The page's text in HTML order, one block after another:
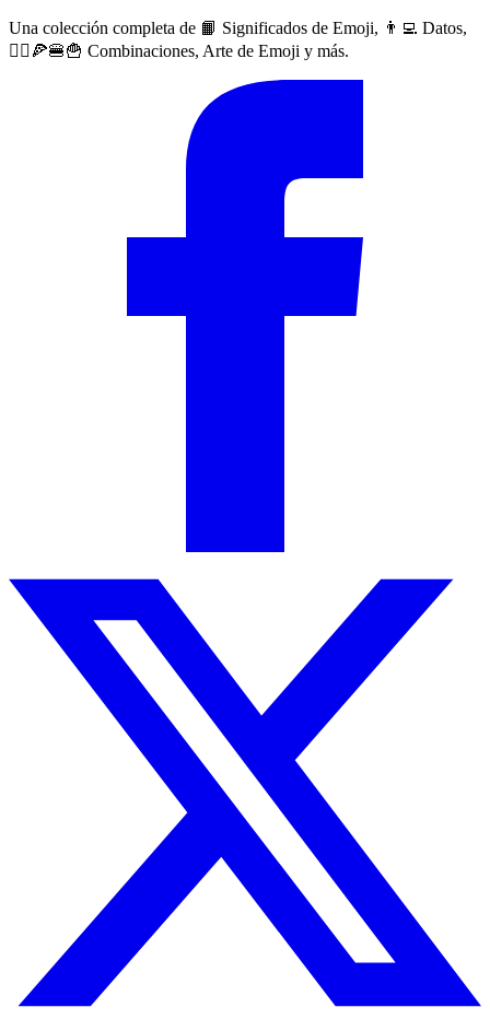
Una colección completa de 📙 Significados de Emoji, 👨‍💻 Datos,
🙅‍♀️🍕🍔🍟 Combinaciones, Arte de Emoji y más.